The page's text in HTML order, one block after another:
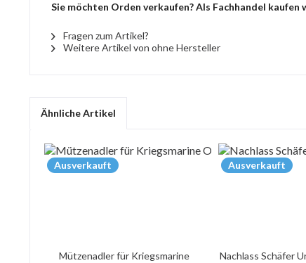
Sie möchten Orden verkaufen? Als Fachhandel
Fragen zum Artikel?
Weitere Artikel von ohne Hersteller
Ähnliche Artikel
Ausverkauft
Mützenadler für Kriegsmarine
Ausverkauft
Nachlass Schäfer